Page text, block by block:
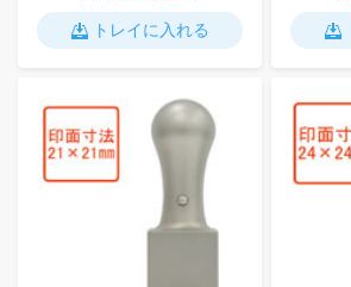
トレイに入れる